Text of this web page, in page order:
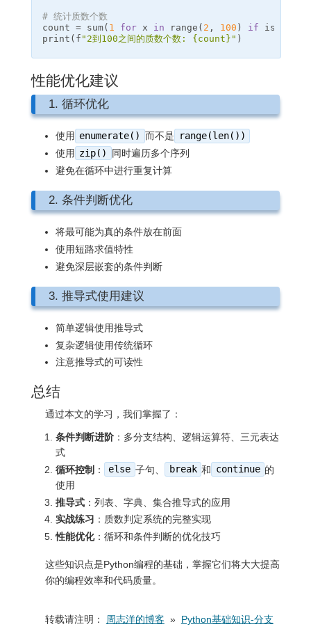
# 统计质数个数
count
= sum( 1 for x in range ( 2 , 100 ) if is_prime
print ( f "2到100之间的质数个数: { count } " )
性能优化建议
1. 循环优化
使用 enumerate() 而不是
range(len())
使用 zip()
同时遍历多个序列
避免在循环中进行重复计算
2. 条件判断优化
将最可能为真的条件放在前面
使用短路求值特性
避免深层嵌套的条件判断
3. 推导式使用建议
简单逻辑使用推导式
复杂逻辑使用传统循环
注意推导式的可读性
总结
通过本文的学习，我们掌握了：
条件判断进阶：多分支结构、逻辑运算符、三元表达
式
循环控制 ： else 子句、 break 和 continue 的
使用
推导式：列表、字典、集合推导式的应用
实战练习 ：质数判定系统的完整实现
性能优化：循环和条件判断的优化技巧
这些知识点是Python编程的基础，掌握它们将大大提高
你的编程效率和代码质量。
转载请注明： 周志洋的博客 » Python基础知识-分支